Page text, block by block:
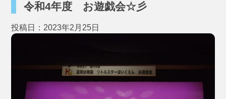
令和4年度 お遊戯会☆彡
投稿日：2023年2月25日